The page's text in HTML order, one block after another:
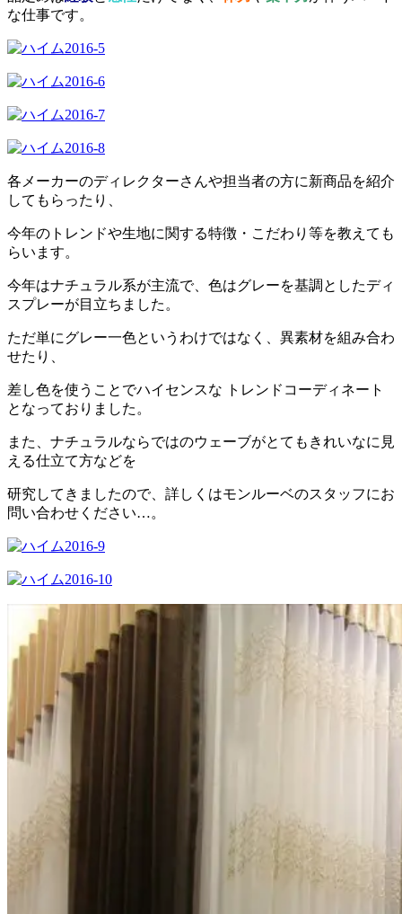
な仕事です。
各メーカーのディレクターさんや担当者の方に新商品を紹介
してもらったり、
今年のトレンドや生地に関する特徴・こだわり等を教えても
らいます。
今年はナチュラル系が主流で、色はグレーを基調としたディ
スプレーが目立ちました。
ただ単にグレー一色というわけではなく、異素材を組み合わ
せたり、
差し色を使うことでハイセンスな トレンドコーディネート
となっておりました。
また、ナチュラルならではのウェーブがとてもきれいなに見
える仕立て方などを
研究してきましたので、詳しくはモンルーベのスタッフにお
問い合わせください…。